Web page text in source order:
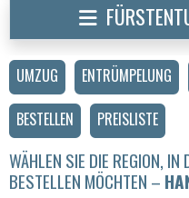
UMZUG ENTRÜMPELUNG
BESTELLEN
PREISLISTE
WÄHLEN SIE DIE REGION, IN
BESTELLEN MÖCHTEN –